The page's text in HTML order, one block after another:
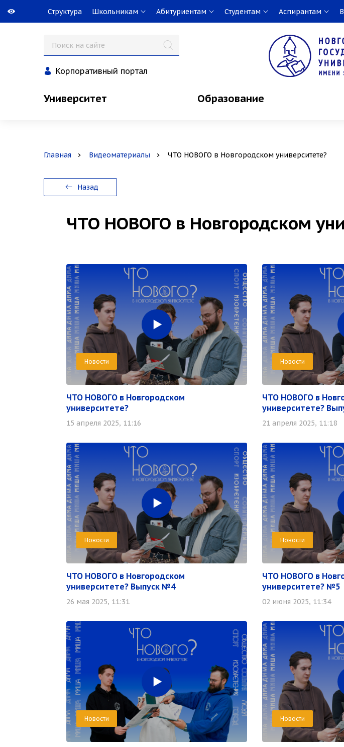
Структура Школьникам Абитуриентам Студентам Аспирантам
Корпоративный портал
Университет Образование
Главная Видеоматериалы ЧТО НОВОГО в Новгородском университете?
Назад
ЧТО НОВОГО в Новгородском
Новости
ЧТО НОВОГО в Новгородском
университете?
15 апреля 2025, 11:16
Новости
ЧТО НОВОГО в
университете?
21 апреля 2025, 11:18
Новости
ЧТО НОВОГО в Новгородском
университете? Выпуск №4
26 мая 2025, 11:31
Новости
ЧТО НОВОГО в
университете? №5
02 июня 2025, 11:34
Новости Новости